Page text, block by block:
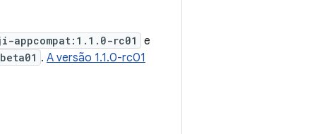
appcompat:1.1.0-rc01 e
. A versão 1.1.0-rc01